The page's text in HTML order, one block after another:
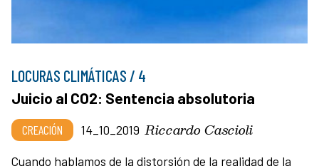
LOCURAS CLIMÁTICAS / 4
Juicio al CO2: Sentencia absolutoria
CREACIÓN 14_10_2019 Riccardo Cascioli
Cuando hablamos de la distorsión de la realidad de la